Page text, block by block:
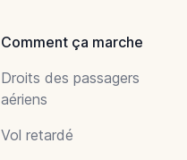
Comment ça marche
Droits des passagers
aériens
Vol retardé